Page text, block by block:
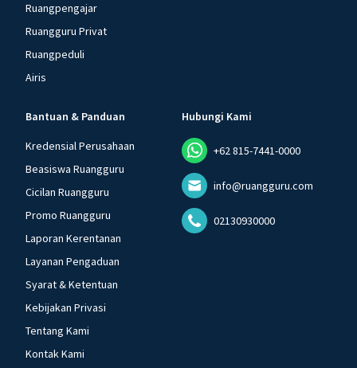
Ruangpengajar
Ruangguru Privat
Ruangpeduli
Airis
Bantuan & Panduan
Kredensial Perusahaan
Beasiswa Ruangguru
Cicilan Ruangguru
Promo Ruangguru
Laporan Kerentanan
Layanan Pengaduan
Syarat & Ketentuan
Kebijakan Privasi
Tentang Kami
Kontak Kami
Hubungi Kami
+62 815-7441-0000
info@ruangguru.com
02130930000